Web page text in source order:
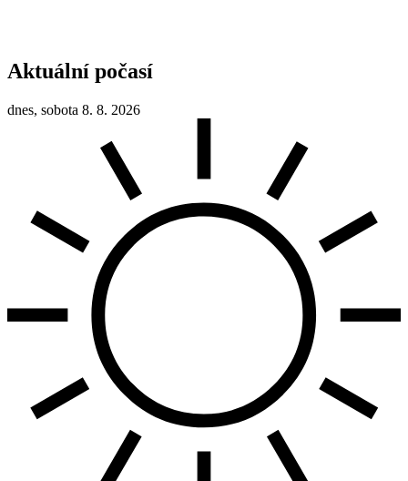
Aktuální počasí
dnes, sobota 8. 8. 2026